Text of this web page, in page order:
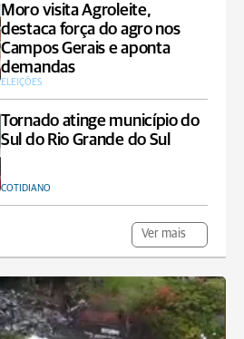
Moro visita Agroleite,
destaca força do agro nos
Campos Gerais e aponta
demandas
ELEIÇÕES
Tornado atinge município do
Sul do Rio Grande do Sul
COTIDIANO
Ver mais